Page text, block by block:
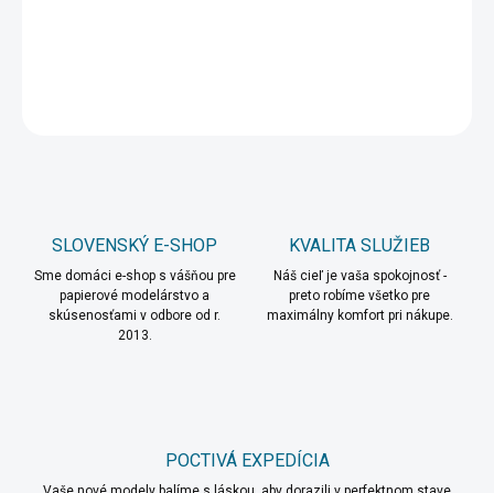
SLOVENSKÝ E-SHOP
Sme domáci e-shop s vášňou pre
papierové modelárstvo a
skúsenosťami v odbore od r.
2013.
KVALITA SLUŽIEB
Náš cieľ je vaša spokojnosť -
preto robíme všetko pre
maximálny komfort pri nákupe.
POCTIVÁ EXPEDÍCIA